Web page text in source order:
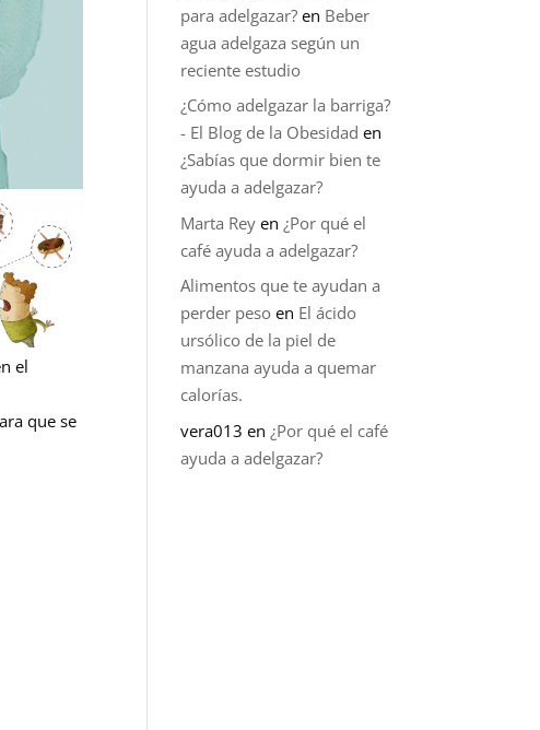
el
que se
para adelgazar? en Beber
agua adelgaza según un
reciente estudio
¿Cómo adelgazar la barriga?
- El Blog de la Obesidad en
¿Sabías que dormir bien te
ayuda a adelgazar?
Marta Rey en ¿Por qué el
café ayuda a adelgazar?
Alimentos que te ayudan a
perder peso en El ácido
ursólico de la piel de
manzana ayuda a quemar
calorías.
vera013 en ¿Por qué el café
ayuda a adelgazar?